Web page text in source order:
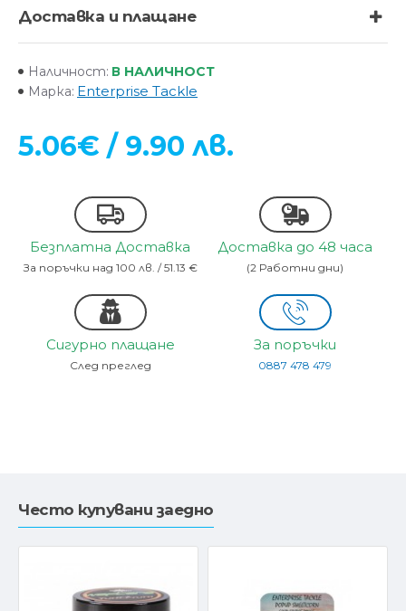
Доставка и плащане
Наличност: В НАЛИЧНОСТ
Марка: Enterprise Tackle
5.06€ / 9.90 лв.
Безплатна Доставка
За поръчки над 100 лв. / 51.13 €
Доставка до 48 часа
(2 Работни дни)
Сигурно плащане
След преглед
За поръчки
0887 478 479
Често купувани заедно